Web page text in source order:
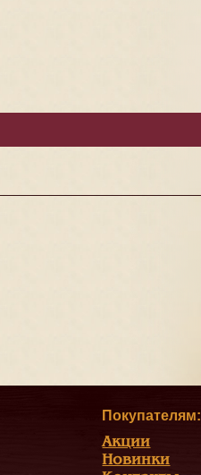
Покупателям:
Акции
Новинки